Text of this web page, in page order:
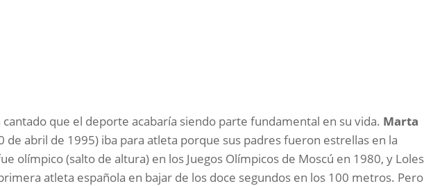
cantado que el deporte acabaría siendo parte fundamental en su vida. Marta
de abril de 1995) iba para atleta porque sus padres fueron estrellas en la
olímpico (salto de altura) en los Juegos Olímpicos de Moscú en 1980, y Loles
atleta española en bajar de los doce segundos en los 100 metros. Pero